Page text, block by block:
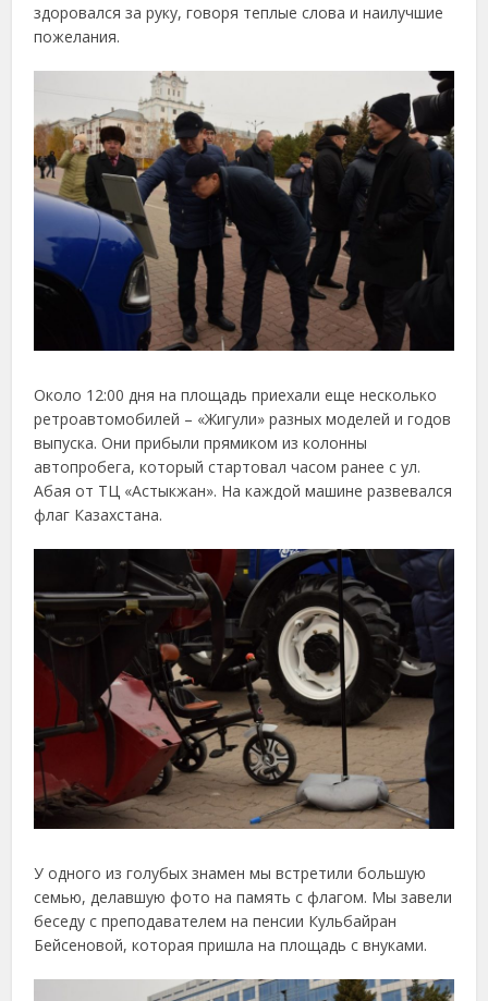
здоровался за руку, говоря теплые слова и наилучшие
пожелания.
Около 12:00 дня на площадь приехали еще несколько
ретроавтомобилей – «Жигули» разных моделей и годов
выпуска. Они прибыли прямиком из колонны
автопробега, который стартовал часом ранее с ул.
Абая от ТЦ «Астыкжан». На каждой машине развевался
флаг Казахстана.
У одного из голубых знамен мы встретили большую
семью, делавшую фото на память с флагом. Мы завели
беседу с преподавателем на пенсии Кульбайран
Бейсеновой, которая пришла на площадь с внуками.